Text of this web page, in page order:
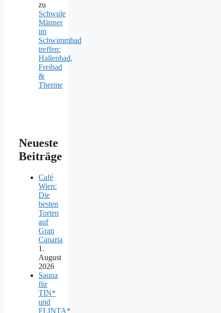
zu
Schwule
Männer
im
Schwimmbad
treffen:
Hallenbad,
Freibad
&
Therme
Neueste
Beiträge
Café
Wien:
Die
besten
Torten
auf
Gran
Canaria
1.
August
2026
Sauna
für
TIN*
und
FLINTA*